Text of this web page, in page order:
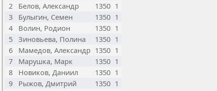
2
Белов, Александр 1350 1
3
Булыгин, Семен 1350 1
4
Волин, Родион 1350 1
5 Зиновьева, Полина 1350 1
6
Мамедов, Александр 1350 1
7
Марушка, Марк 1350 1
8
Новиков, Даниил 1350 1
9
Рыжов, Дмитрий 1350 1